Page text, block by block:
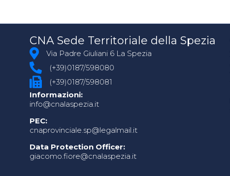
CNA Sede Territoriale della Spezia
Via Padre Giuliani 6 La Spezia
(+39)0187/598080
(+39)0187/598081
Informazioni:
info@cnalaspezia.it
PEC:
cnaprovinciale.sp@legalmail.it
Data Protection Officer:
giacomo.fiore@cnalaspezia.it